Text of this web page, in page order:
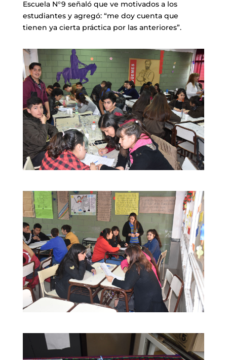
Escuela N°9 señaló que ve motivados a los
estudiantes y agregó: “me doy cuenta que
tienen ya cierta práctica por las anteriores”.